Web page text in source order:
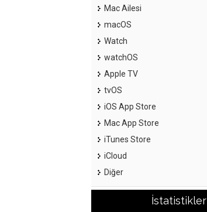
Mac Ailesi
macOS
Watch
watchOS
Apple TV
tvOS
iOS App Store
Mac App Store
iTunes Store
iCloud
Diğer
İstatistikler